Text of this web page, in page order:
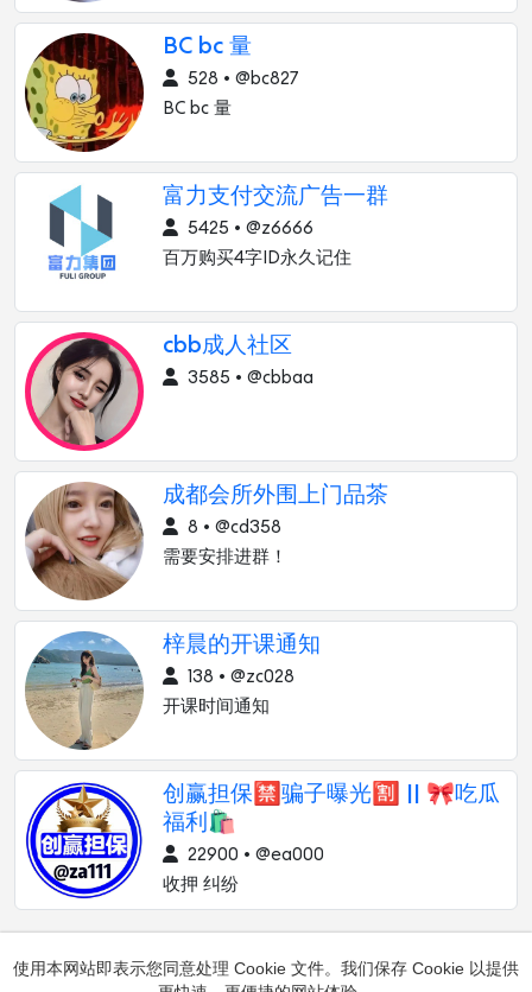
BC bc 量
528 • @bc827
BC bc 量
富力支付交流广告一群
5425 • @z6666
百万购买4字ID永久记住
cbb成人社区
3585 • @cbbaa
成都会所外围上门品茶
8 • @cd358
需要安排进群！
梓晨的开课通知
138 • @zc028
开课时间通知
创赢担保🈲骗子曝光🈹 || 🎀吃瓜
福利🛍
22900 • @ea000
收押 纠纷
使用本网站即表示您同意处理 Cookie 文件。我们保存 Cookie 以提供